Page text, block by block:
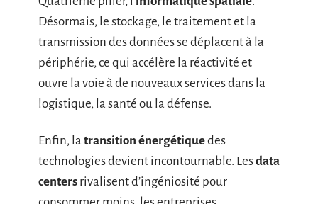
Désormais, le stockage, le traitement et la
transmission des données se déplacent à la
périphérie, ce qui accélère la réactivité et
ouvre la voie à de nouveaux services dans la
logistique, la santé ou la défense.
Enfin, la transition énergétiquedes
technologies devient incontournable. Lesdata
centers rivalisent d’ingéniosité pour